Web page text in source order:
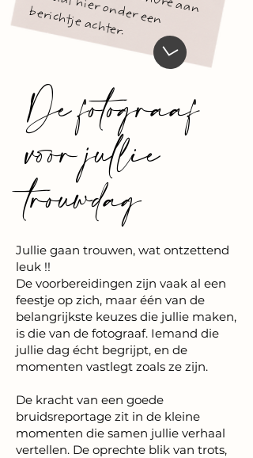
d
b
ter.
De fotograaf
voor jullie
trouwdag
Jullie gaan trouwen, wat ontzettend
leuk !!
De voorbereidingen zijn vaak al een
feestje op zich, maar één van de
belangrijkste keuzes die jullie maken,
is die van de fotograaf. Iemand die
jullie dag écht begrijpt, en de
momenten vastlegt zoals ze zijn.
De kracht van een goede
bruidsreportage zit in de kleine
momenten die samen jullie verhaal
vertellen. De oprechte blik van trots,